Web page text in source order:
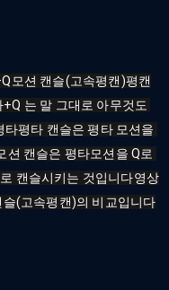
모션 캔슬(고속평캔)평캔
는 말 그대로 아무것도
타평타 캔슬은 평타 모션을
션 캔슬은 평타모션을 Q로
캔슬시키는 것입니다영상
(고속평캔)의 비교입니다